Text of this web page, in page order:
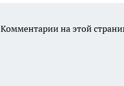
Комментарии на этой